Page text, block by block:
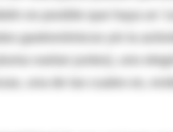
es posible que haya un
gastronómicos y/o la
vuelan juntos), uno
una de las cuales es,